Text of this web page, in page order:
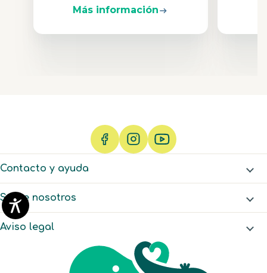
Más información
Contacto y ayuda
Sobre nosotros
Aviso legal